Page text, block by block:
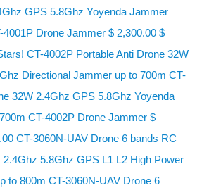
GPS 5.8Ghz Yoyenda Jammer
Drone Jammer $ 2,300.00 $
CT-4002P Portable Anti Drone 32W
Directional Jammer up to 700m CT-
32W 2.4Ghz GPS 5.8Ghz Yoyenda
CT-4002P Drone Jammer $
CT-3060N-UAV Drone 6 bands RC
5.8Ghz GPS L1 L2 High Power
to 800m CT-3060N-UAV Drone 6